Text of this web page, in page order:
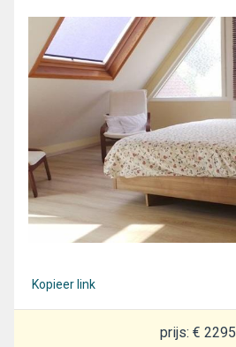
Kopieer link
prijs: € 2295